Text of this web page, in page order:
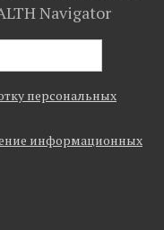
Navigator
персональных
информационных